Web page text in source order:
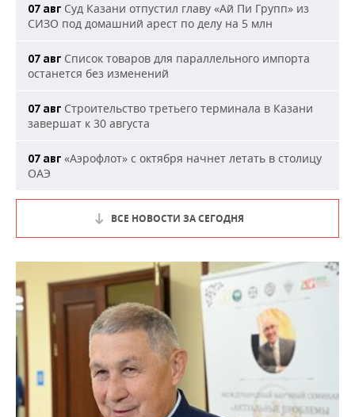
07 авг Суд Казани отпустил главу «Ай Пи Групп» из
СИЗО под домашний арест по делу на 5 млн
07 авг Список товаров для параллельного импорта
останется без изменений
07 авг Строительство третьего терминала в Казани
завершат к 30 августа
07 авг «Аэрофлот» с октября начнет летать в столицу
ОАЭ
ВСЕ НОВОСТИ ЗА СЕГОДНЯ